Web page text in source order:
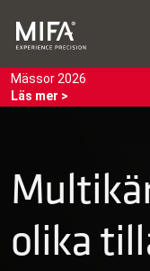
Mässor 2026
Läs mer >
olika